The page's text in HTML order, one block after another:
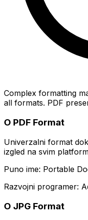
Complex formatting
all formats. PDF
O PDF Format
Univerzalni format
izgled na svim
Puno ime: Portable
Razvojni programer:
O JPG Format